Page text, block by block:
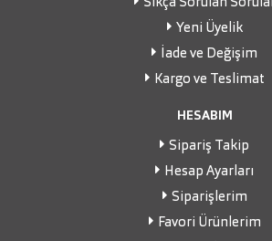
Sıkça Sorulan
Yeni Üyelik
İade ve Değişim
Kargo ve Teslimat
HESABIM
Sipariş Takip
Hesap Ayarları
Siparişlerim
Favori Ürünlerim